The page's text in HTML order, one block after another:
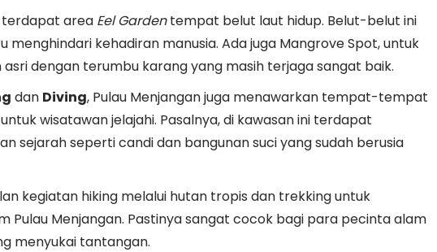
terdapat area Eel Gardentempat belut laut hidup. Belut-belut ini
menghindari kehadiran manusia. Ada juga Mangrove Spot, untuk
dengan terumbu karang yang masih terjaga sangat baik.
dan Diving, Pulau Menjangan juga menawarkan tempat-tempat
wisatawan jelajahi. Pasalnya, di kawasan ini terdapat
sejarah seperti candi dan bangunan suci yang sudah berusia
kegiatan hiking melalui hutan tropis dan trekking untuk
Pulau Menjangan. Pastinya sangat cocok bagi para pecinta alam
menyukai tantangan.